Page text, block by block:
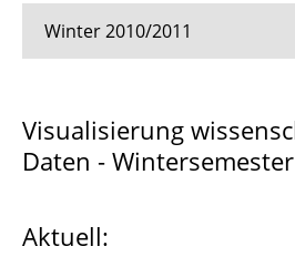
Winter 2010/2011
Bionische Methoden der
Visualisierung
Daten -
Aktuell: